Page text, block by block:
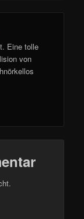
Eine tolle
von